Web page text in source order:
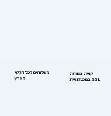
משלוחים לכל חלקי
הארץ
קנייה בטוחה
בטכנולוגיית SSL